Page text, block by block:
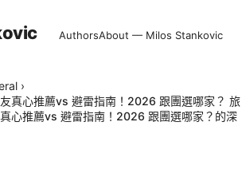
AuthorsAbout — Milos Stankovic
›
真心推薦vs 避雷指南！2026 跟團選哪家？ 旅
心推薦vs 避雷指南！2026 跟團選哪家？的深